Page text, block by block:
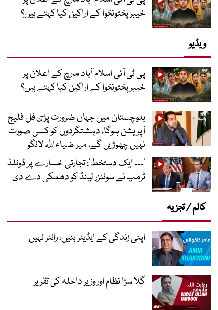
خیبر پختونخوا کے اراکین کیا کہتے ہیں؟
ویڈیو
پی ٹی آئی اسلام آباد مارچ کے اعلان پر
خیبر پختونخوا کے اراکین کیا کہتے ہیں؟
بلوچستان میں جہاں ضرورت پڑی فل فلیج
آپریشن ہوگا، دہشتگردوں کو کسی صورت
نہیں چھوڑیں گے، میر ضیاء اللہ لانگو
’۔۔۔ ایک دستخط‘: تجارتی خسارے پر ڈونلڈ
ٹرمپ نے سوئٹزر لینڈ کو دھمکی دے دی
کالم / تجزیہ
اپنی زندگی کے ایڈیٹر بنیں، رائٹر نہیں
گلا سڑا نظام اور وزیر داخلہ کی تقریر